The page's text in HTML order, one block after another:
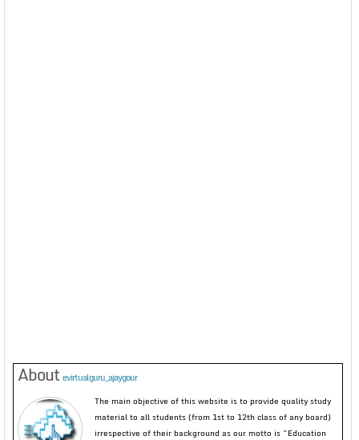
About evirtualguru_ajaygour
The main objective of this website is to provide quality study
material to all students (from 1st to 12th class of any board)
irrespective of their background as our motto is “Education